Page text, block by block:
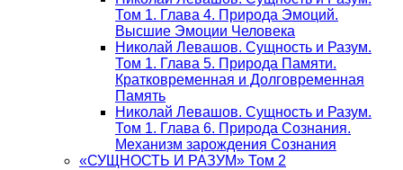
Том 1. Глава 4. Природа Эмоций.
Высшие Эмоции Человека
Николай Левашов. Сущность и Разум.
Том 1. Глава 5. Природа Памяти.
Кратковременная и Долговременная
Память
Николай Левашов. Сущность и Разум.
Том 1. Глава 6. Природа Сознания.
Механизм зарождения Сознания
«СУЩНОСТЬ И РАЗУМ» Том 2